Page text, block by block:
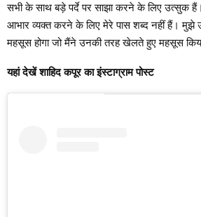
सभी के साथ बड़े पर्दे पर साझा करने के लिए उत्सुक
आभार व्यक्त करने के लिए मेरे पास शब्द नहीं हैं। मुझे
महसूस होगा जो मैंने उनकी तरह खेलते हुए महसूस
यहां देखें शाहिद कपूर का इंस्टाग्राम पोस्ट